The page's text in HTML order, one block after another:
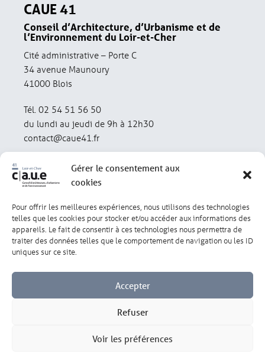
Gérer le consentement aux
cookies
Pour offrir les meilleures expériences, nous utilisons des technologies
telles que les cookies pour stocker et/ou accéder aux informations des
appareils. Le fait de consentir à ces technologies nous permettra de
traiter des données telles que le comportement de navigation ou les ID
uniques sur ce site.
Accepter
Refuser
Voir les préférences
CAUE 41
Conseil d’Architecture, d’Urbanisme et de
l’Environnement du Loir-et-Cher
Cité administrative – Porte C
34 avenue Maunoury
41000 Blois
Tél. 02 54 51 56 50
du lundi au jeudi de 9h à 12h30
contact@caue41.fr
Mentions légales Politique de confidentialité
Lexique Réalisation : olivgraphic.com